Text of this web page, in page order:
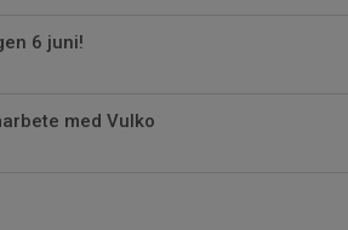
6 juni!
med Vulko